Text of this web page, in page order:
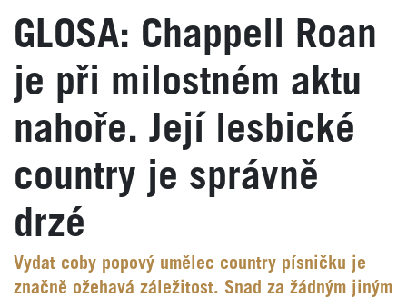
GLOSA: Chappell Roan
je při milostném aktu
nahoře. Její lesbické
country je správně
drzé
Vydat coby popový umělec country písničku je
značně ožehavá záležitost. Snad za žádným jiným